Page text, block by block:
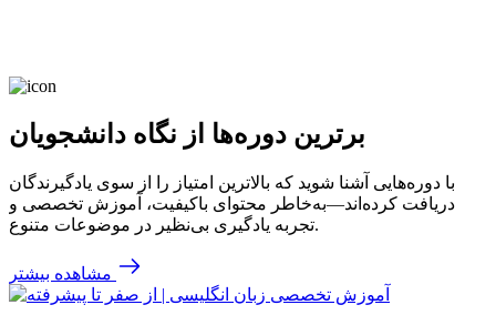
برترین دوره‌ها از نگاه دانشجویان
با دوره‌هایی آشنا شوید که بالاترین امتیاز را از سوی یادگیرندگان
دریافت کرده‌اند—به‌خاطر محتوای باکیفیت، آموزش تخصصی و
تجربه یادگیری بی‌نظیر در موضوعات متنوع.
مشاهده بیشتر